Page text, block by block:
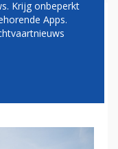
Krijg onbeperkt
Apps.